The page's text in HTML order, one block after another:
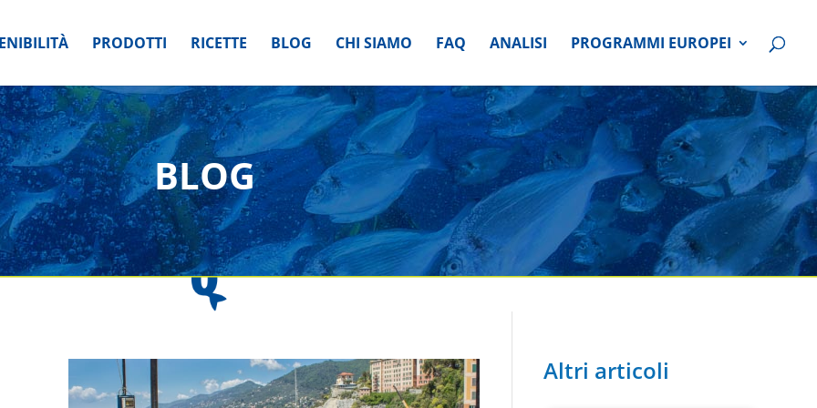
PRODOTTI RICETTE BLOG CHI SIAMO FAQ ANALISI PROGRAMMI EUROPEI
BLOG
Altri articoli